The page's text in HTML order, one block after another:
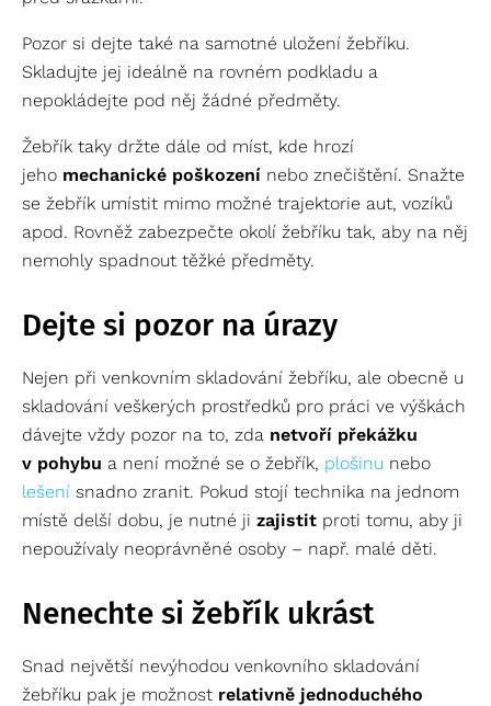
Pozor si dejte také na samotné uložení žebříku.
Skladujte jej ideálně na rovném podkladu a
nepokládejte pod něj žádné předměty.
Žebřík taky držte dále od míst, kde hrozí
jeho mechanické poškození nebo znečištění. Snažte
se žebřík umístit mimo možné trajektorie aut, vozíků
apod. Rovněž zabezpečte okolí žebříku tak, aby na něj
nemohly spadnout těžké předměty.
Dejte si pozor na úrazy
Nejen při venkovním skladování žebříku, ale obecně u
skladování veškerých prostředků pro práci ve výškách
dávejte vždy pozor na to, zda netvoří překážku
v pohybu a není možné se o žebřík, plošinu nebo
lešení snadno zranit. Pokud stojí technika na jednom
místě delší dobu, je nutné ji zajistit proti tomu, aby ji
nepoužívaly neoprávněné osoby – např. malé děti.
Nenechte si žebřík ukrást
Snad největší nevýhodou venkovního skladování
žebříku pak je možnost relativně jednoduchého